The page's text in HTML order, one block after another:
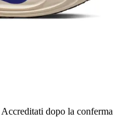
Accreditati dopo la conferma